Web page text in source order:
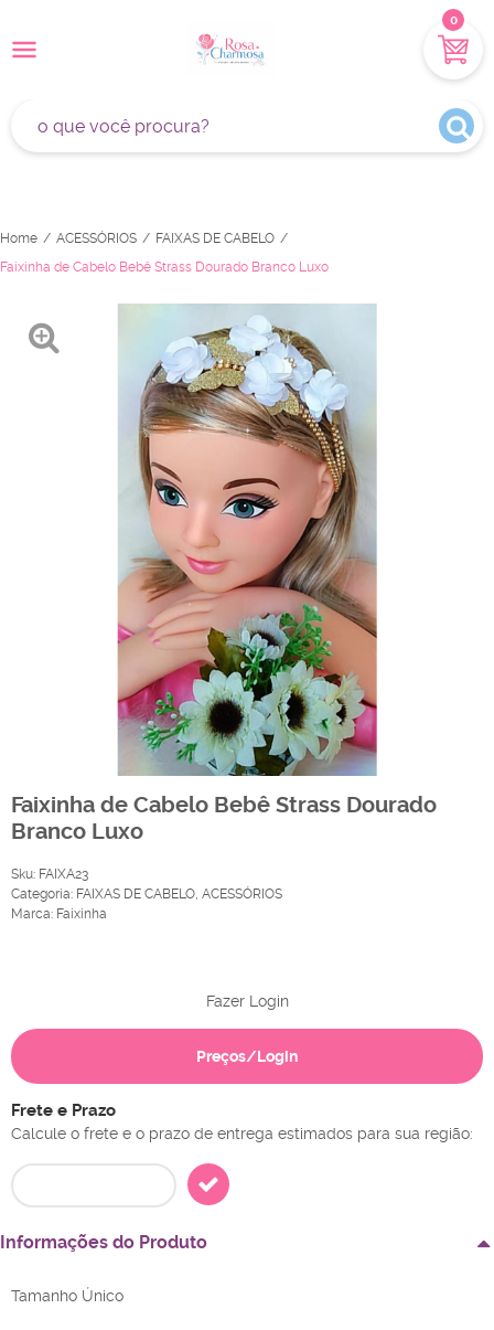
0
Home ACESSÓRIOS
FAIXAS DE CABELO
Faixinha de Cabelo Bebê Strass Dourado Branco Luxo
Faixinha de Cabelo Bebê Strass Dourado
Branco Luxo
Sku: FAIXA23
Categoria: FAIXAS DE CABELO, ACESSÓRIOS
Marca: Faixinha
Fazer Login
Preços/Login
Frete e Prazo
Calcule o frete e o prazo de entrega estimados para sua região:
Informações do Produto
Tamanho Único